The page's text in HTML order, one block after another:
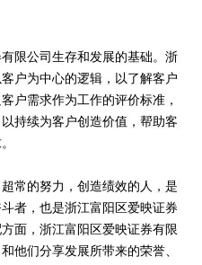
限公司生存和发展的基础。浙
户为中心的逻辑，以了解客户
户需求作为工作的评价标准，
持续为客户创造价值，帮助客
常的努力，创造绩效的人，是
者，也是浙江富阳区爱映证券
面，浙江富阳区爱映证券有限
他们分享发展所带来的荣誉、